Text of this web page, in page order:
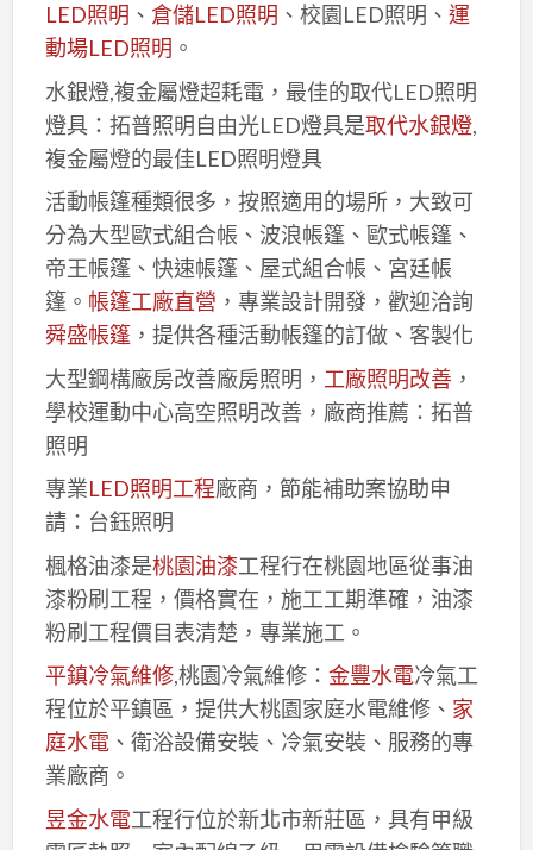
LED照明 、 倉儲LED照明 、校園LED照明、 運
動場LED照明 。
水銀燈,複金屬燈超耗電，最佳的取代LED照明
燈具：拓普照明自由光LED燈具是取代水銀燈,
複金屬燈的最佳LED照明燈具
活動帳篷種類很多，按照適用的場所，大致可
分為大型歐式組合帳、波浪帳篷、歐式帳篷、
帝王帳篷、快速帳篷、屋式組合帳、宮廷帳
篷。 帳篷工廠直營 ，專業設計開發，歡迎洽詢
舜盛帳篷，提供各種活動帳篷的訂做、客製化
大型鋼構廠房改善廠房照明， 工廠照明改善，
學校運動中心高空照明改善，廠商推薦：拓普
照明
專業LED照明工程廠商，節能補助案協助申
請：台鈺照明
楓格油漆是桃園油漆工程行在桃園地區從事油
漆粉刷工程，價格實在，施工工期準確，油漆
粉刷工程價目表清楚，專業施工。
平鎮冷氣維修,桃園冷氣維修： 金豐水電冷氣工
程位於平鎮區，提供大桃園家庭水電維修、 家
庭水電、衛浴設備安裝、冷氣安裝、服務的專
業廠商。
昱金水電工程行位於新北市新莊區，具有甲級